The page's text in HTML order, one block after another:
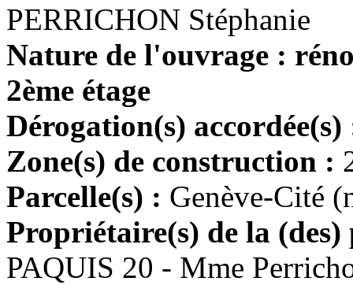
PERRICHON Stéphanie
Nature de l'ouvrage :
2ème étage
Dérogation(s)
Zone(s) de construction :
Parcelle(s) : Genève-Cité
Propriétaire(s) de la
PAQUIS 20 - Mme